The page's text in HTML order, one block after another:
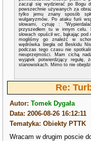
zaczął się wydzierać po Bogu
powszechnie używanych za
tylko jemu znany sposób
wulgaryzmów. Po ataku furii
słowami, cytuję :
przyszedłem tu w innym celu.
słowach opuścił wc, bąkając
mogliśmy go znależć w
wędrówka biegła od Beskidu
podczas tego czasu nie
nieuprzejmości. Mam cichą
wyjątek potwierdzjący regułę,
stanowiskach. Mimo to nie
Re:
Autor:Tomek Dygała
Data: 2006-08-26 16:12:11
Tematyka: Obiekty PTTK
Wracam w drugim poscie